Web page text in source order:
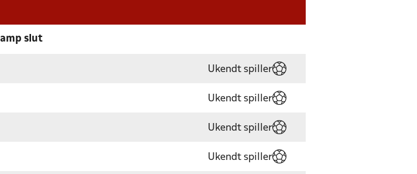
slut
Ukendt spiller
Ukendt spiller
Ukendt spiller
Ukendt spiller